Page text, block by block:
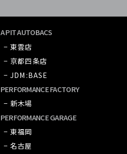
A PIT AUTOBACS
− 東雲店
− 京都四条店
− JDM:BASE
PERFORMANCE FACTORY
− 新木場
PERFORMANCE GARAGE
− 東福岡
− 名古屋